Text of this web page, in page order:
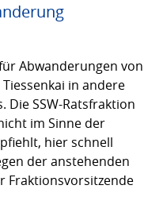
Abwanderungen von
in andere
Die SSW-Ratsfraktion
im Sinne der
hier schnell
der anstehenden
Fraktionsvorsitzende